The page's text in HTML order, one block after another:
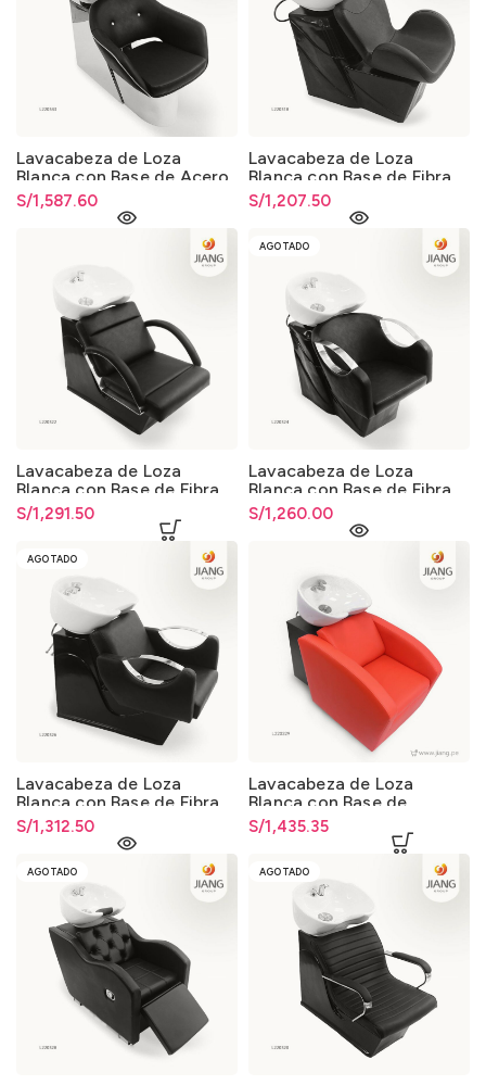
Lavacabeza de Loza
Blanca con Base de Acero
013
S/1,587.60
Lavacabeza de Loza
Blanca con Base de Fibra
de Vidrio 013
S/1,207.50
Lavacabeza de Loza
Blanca con Base de Fibra
de Vidrio 013
S/1,291.50
AGOTADO
Lavacabeza de Loza
Blanca con Base de Fibra
de Vidrio 013
S/1,260.00
AGOTADO
Lavacabeza de Loza
Blanca con Base de Fibra
de Vidrio 013
S/1,312.50
Lavacabeza de Loza
Blanca con Base de
Madera 013
S/1,435.35
AGOTADO AGOTADO